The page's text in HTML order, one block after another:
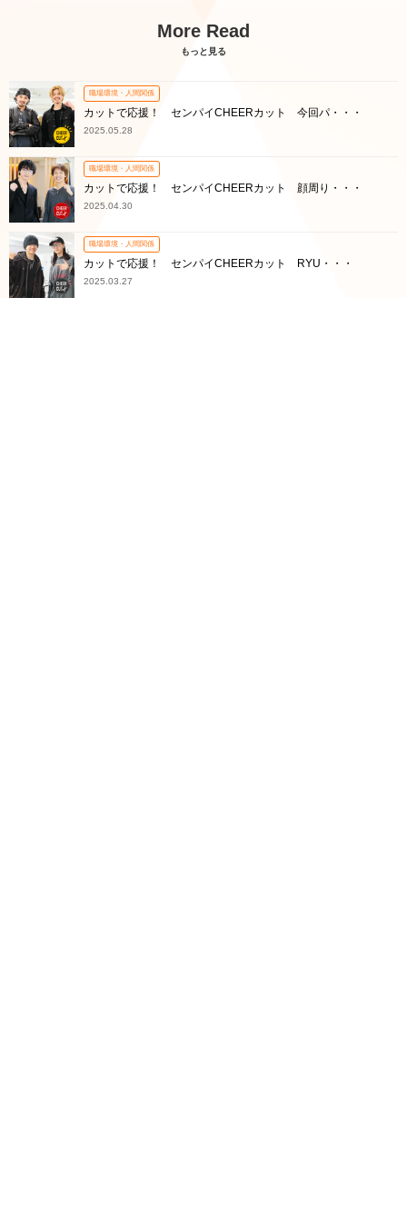
More Read
もっと見る
職場環境・人間関係
カットで応援！ センパイCHEERカット 今回パ・・・
2025.05.28
職場環境・人間関係
カットで応援！ センパイCHEERカット 顔周り・・・
2025.04.30
職場環境・人間関係
カットで応援！ センパイCHEERカット RYU・・・
2025.03.27